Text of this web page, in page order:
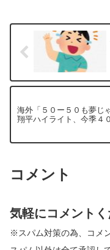
海外「５０ー５０も夢じ
翔平ハイライト、今季４
コメント
気軽にコメントく
※スパム対策の為、コメ